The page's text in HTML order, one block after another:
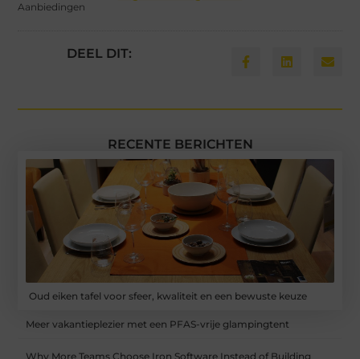
Aanbiedingen
DEEL DIT:
RECENTE BERICHTEN
Oud eiken tafel voor sfeer, kwaliteit en een bewuste keuze
Meer vakantieplezier met een PFAS-vrije glampingtent
Why More Teams Choose Iron Software Instead of Building